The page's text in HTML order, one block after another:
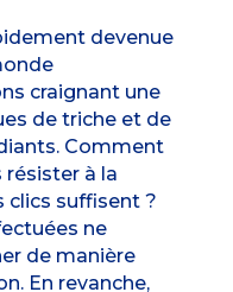
devenue
craignant une
de triche et de
Comment
résister à la
suffisent ?
ne
de manière
En revanche,